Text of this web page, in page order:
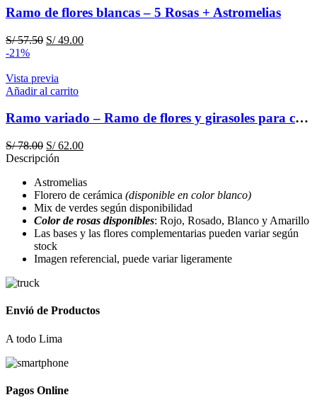
Ramo de flores blancas – 5 Rosas + Astromelias
S/57.50 El
era:
S/ 57.50.
S/49.00El
-21%
Vista previa
Añadir al carrito
Ramo variado – Ramo de flores y girasoles para cumpleaños – flores amarillas
S/78.00 El
precio
era:
S/ 78.00.
S/62.00El
es:
S/ 62.00.
Descripción
Astromelias
Florero de cerámica (disponible en color blanco)
Mix de verdes según disponibilidad
Color de rosas disponibles: Rojo, Rosado, Blanco y Amarillo
Las bases y las flores complementarias pueden variar según
stock
Imagen referencial, puede variar ligeramente
Envió de Productos
A todo Lima
Pagos Online